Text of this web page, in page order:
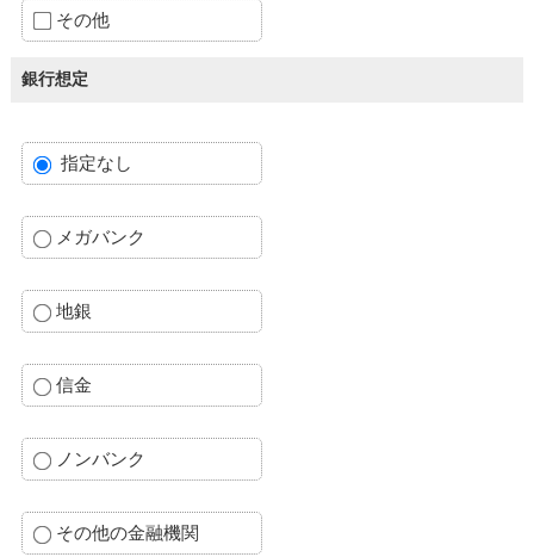
その他
銀行想定
指定なし
メガバンク
地銀
信金
ノンバンク
その他の金融機関